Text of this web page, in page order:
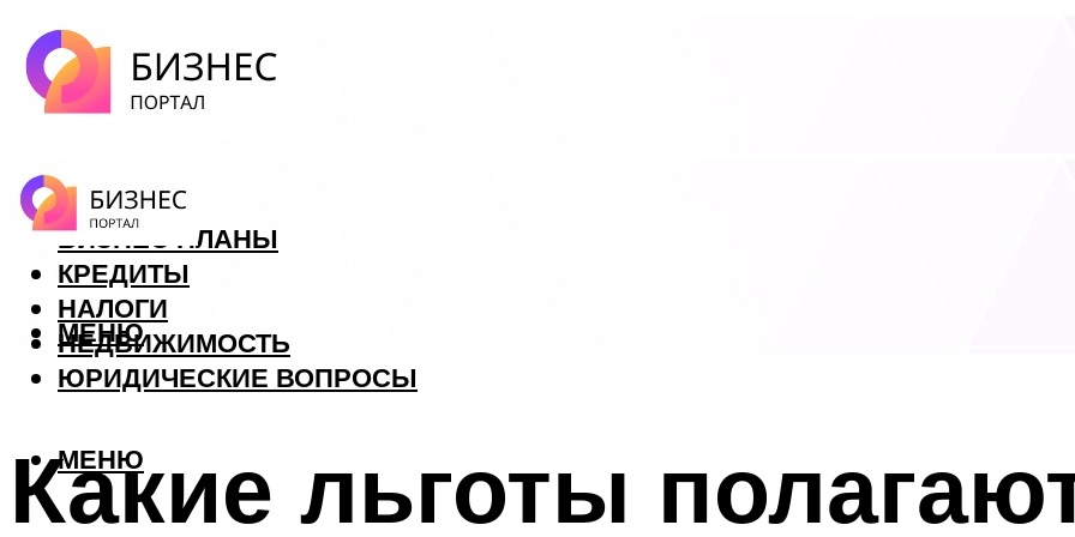
ФОРЕКС
БИЗНЕС ПЛАНЫ
КРЕДИТЫ
НАЛОГИ
НЕДВИЖИМОСТЬ
ЮРИДИЧЕСКИЕ ВОПРОСЫ
МЕНЮ
МЕНЮ
Какие льготы